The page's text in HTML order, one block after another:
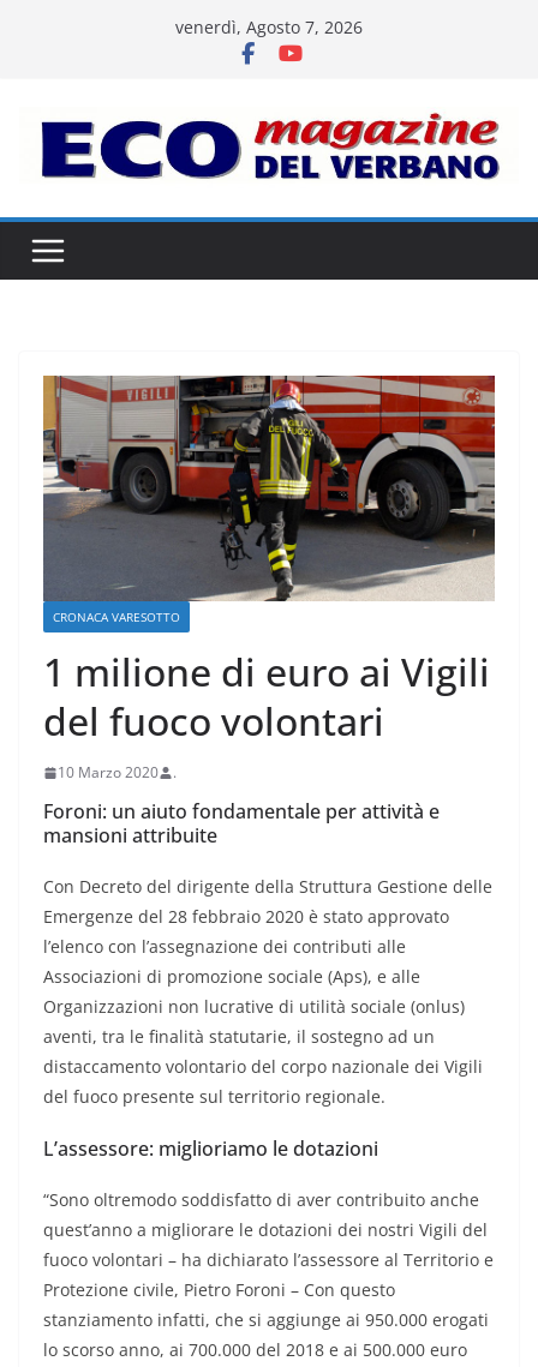
venerdì, Agosto 7, 2026
CRONACA VARESOTTO
1 milione di euro ai Vigili
del fuoco volontari
10 Marzo 2020 .
Foroni: un aiuto fondamentale per attività e
mansioni attribuite
Con Decreto del dirigente della Struttura Gestione delle
Emergenze del 28 febbraio 2020 è stato approvato
l’elenco con l’assegnazione dei contributi alle
Associazioni di promozione sociale (Aps), e alle
Organizzazioni non lucrative di utilità sociale (onlus)
aventi, tra le finalità statutarie, il sostegno ad un
distaccamento volontario del corpo nazionale dei Vigili
del fuoco presente sul territorio regionale.
L’assessore: miglioriamo le dotazioni
“Sono oltremodo soddisfatto di aver contribuito anche
quest’anno a migliorare le dotazioni dei nostri Vigili del
fuoco volontari – ha dichiarato l’assessore al Territorio e
Protezione civile, Pietro Foroni – Con questo
stanziamento infatti, che si aggiunge ai 950.000 erogati
lo scorso anno, ai 700.000 del 2018 e ai 500.000 euro